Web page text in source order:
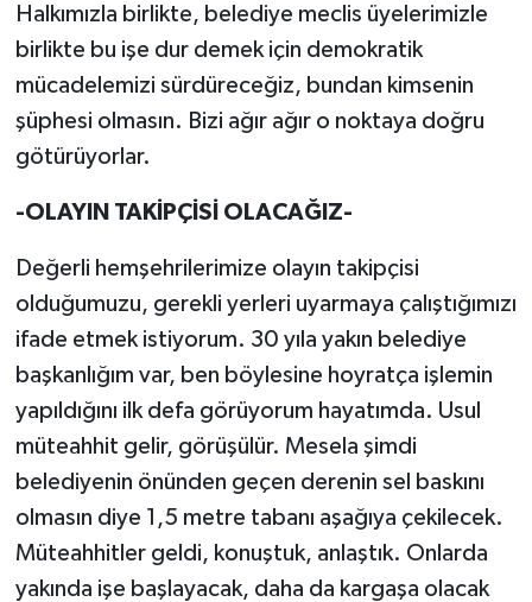
Halkımızla birlikte, belediye meclis üyelerimizle
birlikte bu işe dur demek için demokratik
mücadelemizi sürdüreceğiz, bundan kimsenin
şüphesi olmasın. Bizi ağır ağır o noktaya doğru
götürüyorlar.
-OLAYIN TAKİPÇİSİ OLACAĞIZ-
Değerli hemşehrilerimize olayın takipçisi
olduğumuzu, gerekli yerleri uyarmaya çalıştığımızı
ifade etmek istiyorum. 30 yıla yakın belediye
başkanlığım var, ben böylesine hoyratça işlemin
yapıldığını ilk defa görüyorum hayatımda. Usul
müteahhit gelir, görüşülür. Mesela şimdi
belediyenin önünden geçen derenin sel baskını
olmasın diye 1,5 metre tabanı aşağıya çekilecek.
Müteahhitler geldi, konuştuk, anlaştık. Onlarda
yakında işe başlayacak, daha da kargaşa olacak